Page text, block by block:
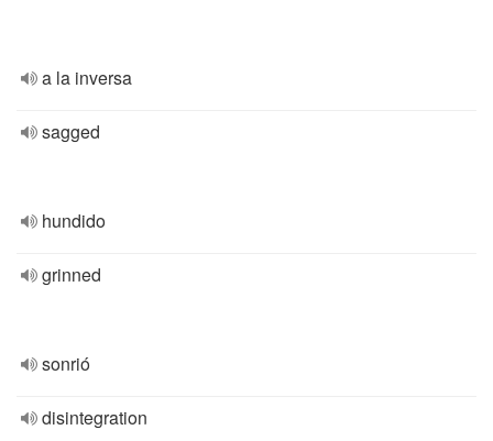
a la inversa
sagged
hundido
grinned
sonrió
disintegration